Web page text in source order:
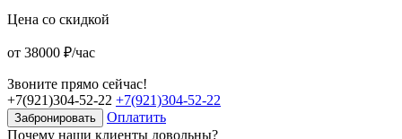
Цена со скидкой
от 38000 ₽/час
Звоните прямо сейчас!
+7(921)304-52-22 +7(921)304-52-22
Забронировать
Оплатить
Почему наши клиенты довольны?